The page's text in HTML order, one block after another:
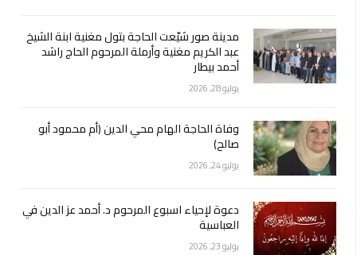
مدينة صور شيّعت الحاجة بتول مغنية ابنة الشيخ
عبد الكريم مغنية وأرملة المرحوم الحاج راشد
أحمد بيطار
يوليو 28, 2026
وفاة الحاجة الهام محي الدين (أم محمود أبو
صالح)
يوليو 24, 2026
دعوة لإحياء اسبوع المرحوم د. أحمد عز الدين في
العباسية
يوليو 23, 2026